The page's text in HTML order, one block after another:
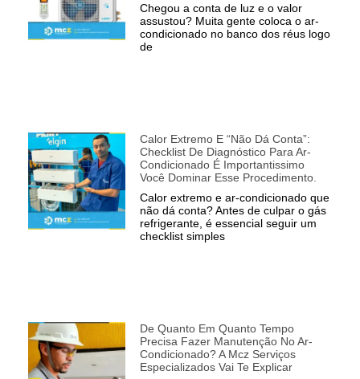
Chegou a conta de luz e o valor
assustou? Muita gente coloca o ar-
condicionado no banco dos réus logo
de
Calor Extremo E “não Dá Conta”:
Checklist De Diagnóstico Para Ar-
Condicionado É Importantissimo
Você Dominar Esse Procedimento.
Calor extremo e ar-condicionado que
não dá conta? Antes de culpar o gás
refrigerante, é essencial seguir um
checklist simples
De Quanto Em Quanto Tempo
Precisa Fazer Manutenção No Ar-
Condicionado? A Mcz Serviços
Especializados Vai Te Explicar